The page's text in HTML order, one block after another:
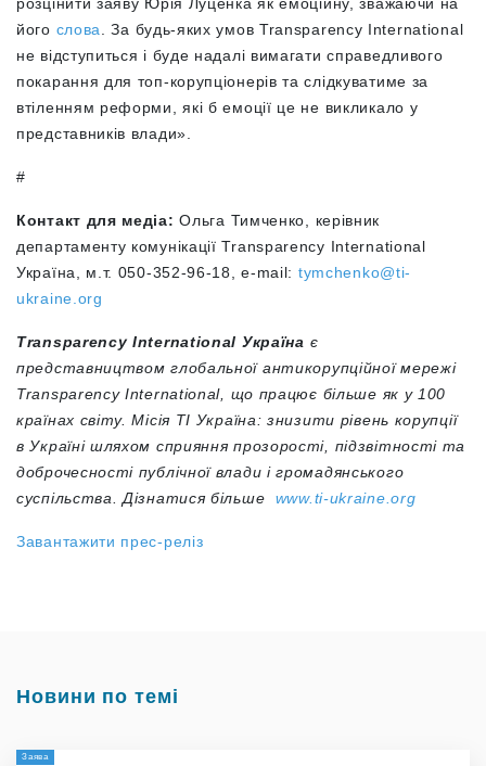
його слова
. За будь-яких умов Transparency International
не відступиться і буде надалі вимагати справедливого
покарання для топ-корупціонерів та слідкуватиме за
втіленням реформи, які б емоції це не викликало у
представників влади».
#
Контакт для медіа: Ольга Тимченко, керівник
департаменту комунікації Transparency International
Україна, м.т. 050-352-96-18, e-mail: tymchenko@ti-
ukraine.org
Transparency International Україна є
представництвом глобальної антикорупційної мережі
Transparency International, що працює більше як у 100
країнах світу. Місія ТІ Україна: знизити рівень корупції
в Україні шляхом сприяння прозорості, підзвітності та
доброчесності публічної влади і громадянського
суспільства. Дізнатися більше www.ti-ukraine.org
Завантажити прес-реліз
Новини по темі
Заява